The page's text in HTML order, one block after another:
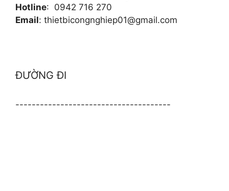
Hotline: 0942 716 270
Email: thietbicongnghiep01@gmail.com
ĐƯỜNG ĐI
--------------------------------------